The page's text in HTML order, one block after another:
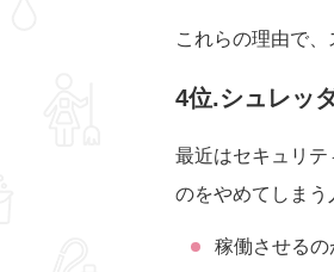
これらの理由で
4位.シュレッ
最近はセキュリテ
のをやめてしまう
稼働させるの